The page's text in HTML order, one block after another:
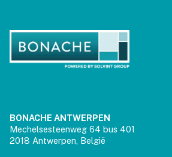
BONACHE ANTWERPEN
Mechelsesteenweg 64 bus 401
2018 Antwerpen, België